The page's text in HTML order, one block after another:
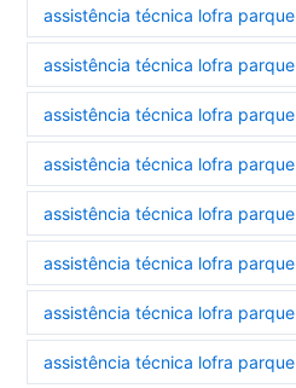
assistência técnica lofra
assistência técnica lofra
assistência técnica lofra
assistência técnica lofra
assistência técnica lofra
assistência técnica lofra
assistência técnica lofra
assistência técnica lofra